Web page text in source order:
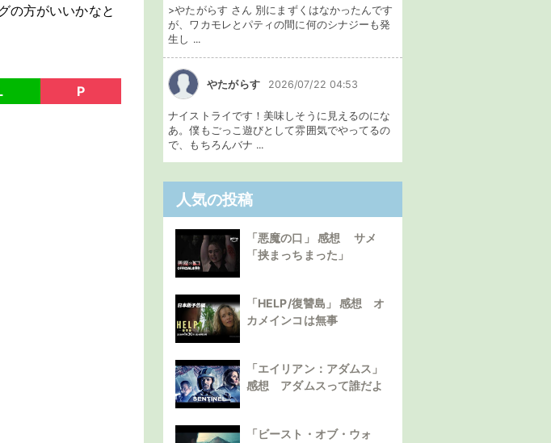
の方がいいかなと
P
>やたがらす さん 別にまずくはなかったんです
が、ワカモレとパティの間に何のシナジーも発
生し ...
やたがらす 2026/07/22 04:53
ナイストライです！美味しそうに見えるのにな
あ。僕もごっこ遊びとして雰囲気でやってるの
で、もちろんバナ ...
人気の投稿
「悪魔の口」 感想 サメ
「挟まっちまった」
「HELP/復讐島」 感想 オ
カメインコは無事
「エイリアン：アダムス」
感想 アダムスって誰だよ
「ビースト・オブ・ウォ